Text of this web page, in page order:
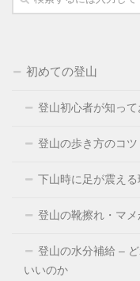
初めての登山
登山初心者が知っ
登山の歩き方のコ
下山時に足が震え
登山の靴擦れ・マ
登山の水分補給 –
いいのか